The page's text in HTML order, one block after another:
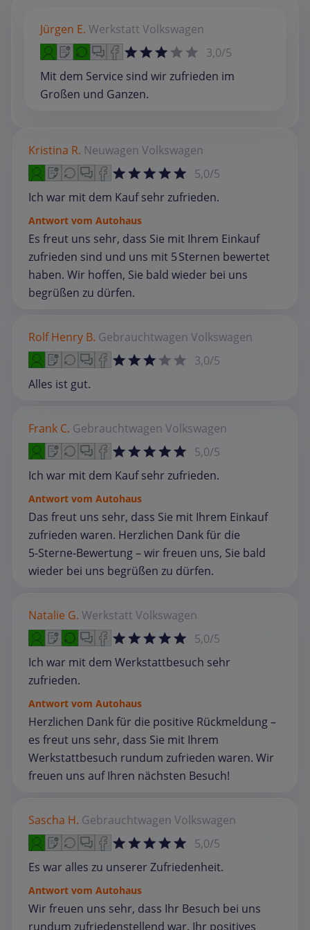
Jürgen E. Werkstatt Volkswagen
3,0/5
Mit dem Service sind wir zufrieden im
Großen und Ganzen.
Kristina R. Neuwagen Volkswagen
5,0/5
Ich war mit dem Kauf sehr zufrieden.
Antwort vom Autohaus
Es freut uns sehr, dass Sie mit Ihrem Einkauf
zufrieden sind und uns mit 5 Sternen bewertet
haben. Wir hoffen, Sie bald wieder bei uns
begrüßen zu dürfen.
Rolf Henry B. Gebrauchtwagen Volkswagen
3,0/5
Alles ist gut.
Frank C. Gebrauchtwagen Volkswagen
5,0/5
Ich war mit dem Kauf sehr zufrieden.
Antwort vom Autohaus
Das freut uns sehr, dass Sie mit Ihrem Einkauf
zufrieden waren. Herzlichen Dank für die
5‑Sterne‑Bewertung – wir freuen uns, Sie bald
wieder bei uns begrüßen zu dürfen.
Natalie G. Werkstatt Volkswagen
5,0/5
Ich war mit dem Werkstattbesuch sehr
zufrieden.
Antwort vom Autohaus
Herzlichen Dank für die positive Rückmeldung –
es freut uns sehr, dass Sie mit Ihrem
Werkstattbesuch rundum zufrieden waren. Wir
freuen uns auf Ihren nächsten Besuch!
Sascha H. Gebrauchtwagen Volkswagen
5,0/5
Es war alles zu unserer Zufriedenheit.
Antwort vom Autohaus
Wir freuen uns sehr, dass Ihr Besuch bei uns
rundum zufriedenstellend war. Ihr positives